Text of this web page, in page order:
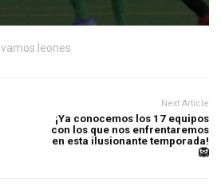
vamos leones
Next Article
¡Ya conocemos los 17 equipos
con los que nos enfrentaremos
en esta ilusionante temporada!
🦁